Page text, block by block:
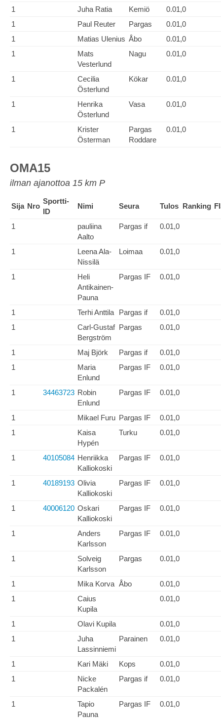
1 Juha Ratia Kemiö
0.01,0
1
Paul Reuter Pargas
0.01,0
1
Matias Ulenius Åbo
0.01,0
1
Mats
Vesterlund
Nagu 0.01,0
1
Cecilia
Österlund
Kökar 0.01,0
1
Henrika
Österlund
Vasa 0.01,0
1
Krister
Österman
Pargas
Roddare
0.01,0
OMA15
ilman ajanottoa 15 km P
Sija Nro
Sportti-
ID
Nimi Seura Tulos Ranking
1
pauliina
Aalto
Pargas if 0.01,0
1
Leena Ala-
Nissilä
Loimaa 0.01,0
1
Heli
Antikainen-
Pauna
Pargas IF 0.01,0
1 Terhi Anttila Pargas if
0.01,0
1
Carl-Gustaf
Bergström
Pargas 0.01,0
1 Maj Björk Pargas if
0.01,0
1
Maria
Enlund
Pargas IF 0.01,0
1 34463723 Robin
Enlund
Pargas IF 0.01,0
1 Mikael Furu Pargas IF
0.01,0
1
Kaisa
Hypén
Turku 0.01,0
1 40105084 Henriikka
Kalliokoski
Pargas IF 0.01,0
1 40189193 Olivia
Kalliokoski
Pargas IF 0.01,0
1 40006120 Oskari
Kalliokoski
Pargas IF 0.01,0
1
Anders
Karlsson
Pargas IF 0.01,0
1
Solveig
Karlsson
Pargas 0.01,0
1 Mika Korva Åbo
0.01,0
1
Caius
Kupila
0.01,0
1 Olavi Kupila
0.01,0
1
Juha
Lassinniemi
Parainen 0.01,0
1 Kari Mäki Kops
0.01,0
1
Nicke
Packalén
Pargas if 0.01,0
1
Tapio
Pauna
Pargas IF 0.01,0